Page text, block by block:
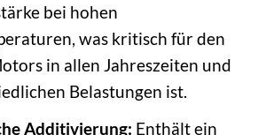
bei hohen
was kritisch für den
in allen Jahreszeiten und
Belastungen ist.
Additivierung: Enthält ein